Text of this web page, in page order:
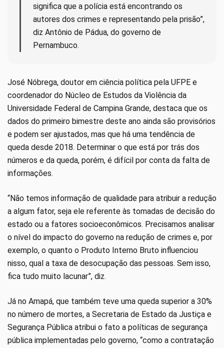
significa que a polícia está encontrando os
autores dos crimes e representando pela prisão”,
diz Antônio de Pádua, do governo de
Pernambuco.
José Nóbrega, doutor em ciência política pela UFPE e
coordenador do Núcleo de Estudos da Violência da
Universidade Federal de Campina Grande, destaca que os
dados do primeiro bimestre deste ano ainda são provisórios
e podem ser ajustados, mas que há uma tendência de
queda desde 2018. Determinar o que está por trás dos
números e da queda, porém, é difícil por conta da falta de
informações.
“Não temos informação de qualidade para atribuir a redução
a algum fator, seja ele referente às tomadas de decisão do
estado ou a fatores socioeconômicos. Precisamos analisar
o nível do impacto do governo na redução de crimes e, por
exemplo, o quanto o Produto Interno Bruto influenciou
nisso, qual a taxa de desocupação das pessoas. Sem isso,
fica tudo muito lacunar”, diz.
Já no Amapá, que também teve uma queda superior a 30%
no número de mortes, a Secretaria de Estado da Justiça e
Segurança Pública atribui o fato a políticas de segurança
pública implementadas pelo governo, “como a contratação